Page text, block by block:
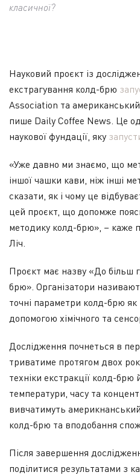
класичної?
Науковий проєкт із
екстрагування колд-брю
Association та
пише Daily Coffee News. Це
наукової фундації, яку
«Уже давно ми знаємо, що
іншої чашки кави, ніж інші
сказати, як і чому це
цей проєкт, що допомже
методику колд-брю», – каже
Ліч.
Проєкт має назву «До більш
брю». Організатори
точні параметри колд-брю як
допомогою хімічного та
Дослідження почнеться в
триватиме протягом двох
техніки екстракції колд-брю
температури, часу та
вивчатимуть
колд-брю та вподобання
Після завершення
поділитися результатами з